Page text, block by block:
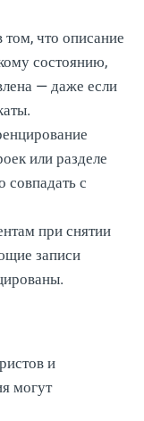
что описание
состоянию,
— даже если
или разделе
совпадать с
при снятии
записи
и
могут